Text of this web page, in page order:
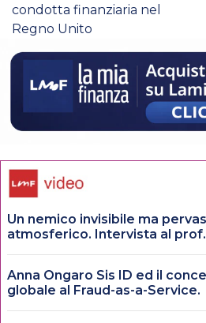
condotta finanziaria nel
Regno Unito
Un nemico invisibile ma
atmosferico. Intervista al
Anna Ongaro Sis ID ed il
globale al Fraud-as-a-Service.